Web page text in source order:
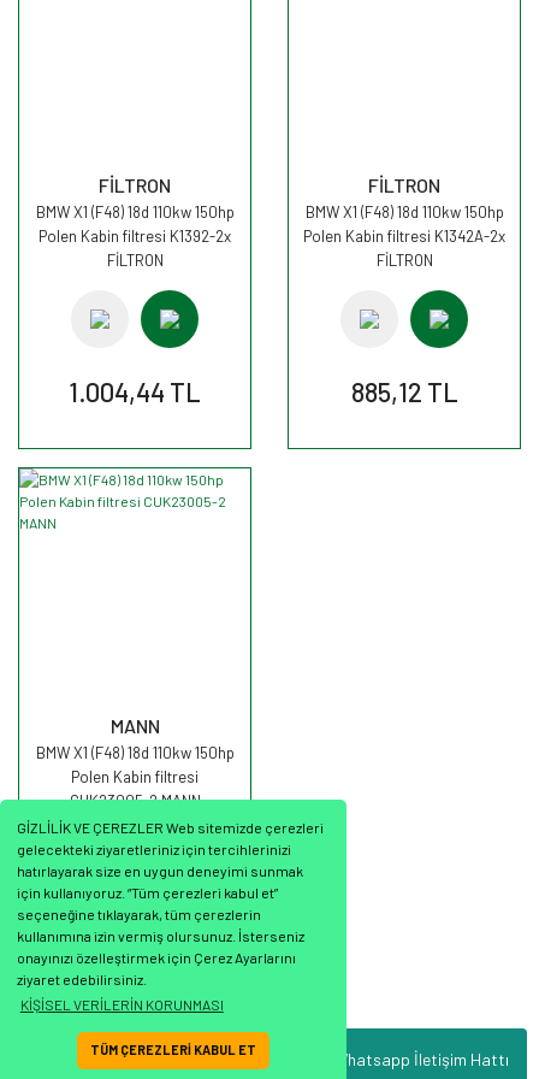
GİZLİLİK VE ÇEREZLER Web sitemizde çerezleri
gelecekteki ziyaretleriniz için tercihlerinizi
hatırlayarak size en uygun deneyimi sunmak
için kullanıyoruz. “Tüm çerezleri kabul et”
seçeneğine tıklayarak, tüm çerezlerin
kullanımına izin vermiş olursunuz. İsterseniz
onayınızı özelleştirmek için Çerez Ayarlarını
ziyaret edebilirsiniz.
KİŞİSEL VERİLERİN KORUNMASI
TÜM ÇEREZLERİ KABUL ET Whatsapp İletişim Hattı
FİLTRON
BMW X1 (F48) 18d 110kw 150hp
Polen Kabin filtresi K1392-2x
FİLTRON
1.004,44 TL
FİLTRON
BMW X1 (F48) 18d 110kw 150hp
Polen Kabin filtresi K1342A-2x
FİLTRON
885,12 TL
MANN
BMW X1 (F48) 18d 110kw 150hp
Polen Kabin filtresi
CUK23005-2 MANN
2.728,34 TL